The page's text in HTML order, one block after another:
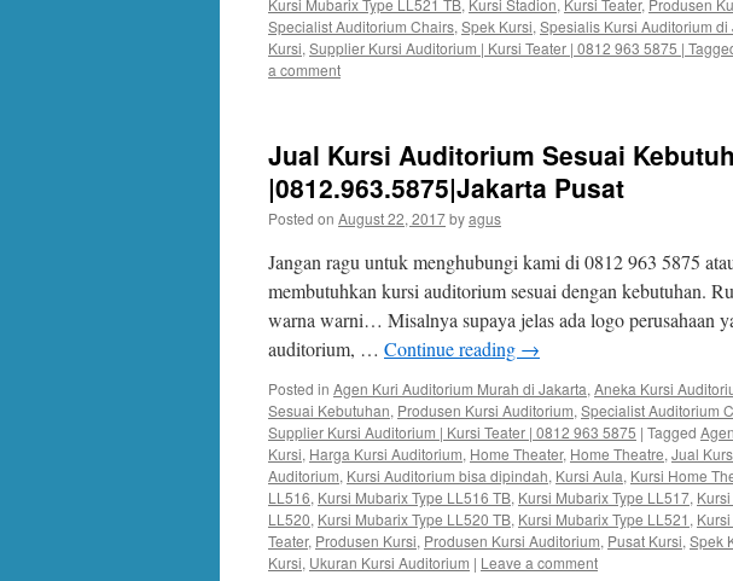
Kursi Mubarix Type LL521 TB, Kursi Stadion, Kursi Teater, Produsen
Specialist Auditorium Chairs, Spek Kursi, Spesialis Kursi Auditorium di
Kursi, Supplier Kursi Auditorium | Kursi Teater | 0812 963 5875 |
a comment
Jual Kursi Auditorium Sesuai
|0812.963.5875|Jakarta Pusat
Posted on August 22, 2017byagus
Jangan ragu untuk menghubungi kami di 0812 963 5875
membutuhkan kursi auditorium sesuai dengan kebutuhan.
warna warni… Misalnya supaya jelas ada logo perusahaan
auditorium, … Continue reading →
Posted in Agen Kuri Auditorium Murah di Jakarta, Aneka Kursi
Sesuai Kebutuhan, Produsen Kursi Auditorium, Specialist Auditorium
Supplier Kursi Auditorium | Kursi Teater | 0812 963 5875 | Tagged
Kursi, Harga Kursi Auditorium, Home Theater, Home Theatre, Jual
Auditorium, Kursi Auditorium bisa dipindah, Kursi Aula, Kursi Home
LL516, Kursi Mubarix Type LL516 TB, Kursi Mubarix Type LL517,
LL520, Kursi Mubarix Type LL520 TB, Kursi Mubarix Type LL521 ,
Teater, Produsen Kursi, Produsen Kursi Auditorium, Pusat Kursi, Spek
Kursi, Ukuran Kursi Auditorium | Leave a comment